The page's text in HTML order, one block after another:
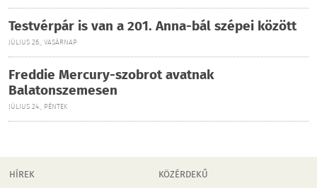
Testvérpár is van a 201. Anna-bál szépei között
JÚLIUS 26., VASÁRNAP
Freddie Mercury-szobrot avatnak
Balatonszemesen
JÚLIUS 24., PÉNTEK
HÍREK
KÖZÉRDEKŰ